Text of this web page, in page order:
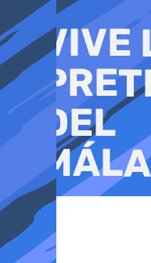
al
contenido